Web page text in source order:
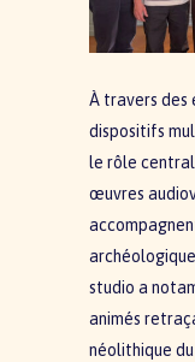
À travers des
dispositifs
le rôle
œuvres
archéologique
studio a
animés
néolithique